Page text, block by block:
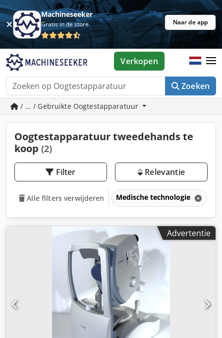
Machineseeker
Gratis in de store Naar de app
Zoeken
Verkopen
/ ... / Gebruikte Oogtestapparatuur
Oogtestapparatuur tweedehands te
koop (2)
Filter Relevantie
Alle filters verwijderen Medische technologie
Advertentie